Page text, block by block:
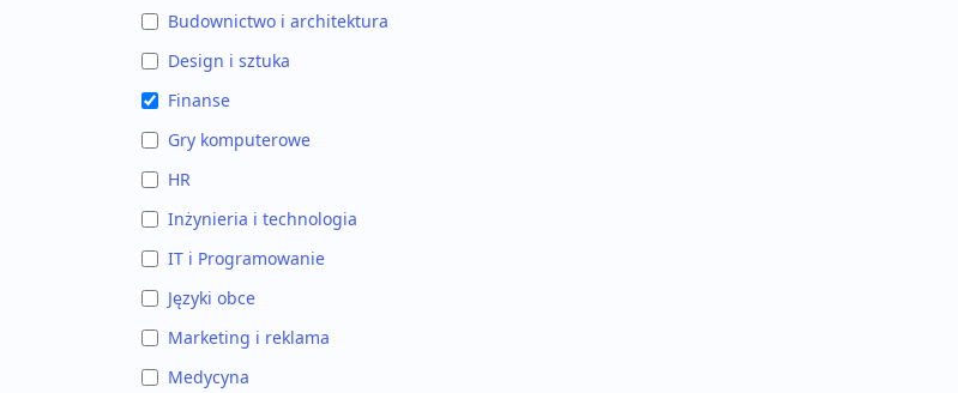
Budownictwo i architektura
Design i sztuka
Finanse
Gry komputerowe
HR
Inżynieria i technologia
IT i Programowanie
Języki obce
Marketing i reklama
Medycyna